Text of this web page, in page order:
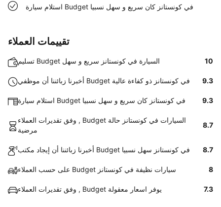
استلام سيارة Budget في كونستانز كان سريع و سهل نسبيا
تقييمات العملاء
تسليم Budget السيارة في كونستانز سريع و سهل 10
أخبرنا زبائننا أن موظفي Budget في كونستانز ذو كفاءة عالية 9.3
استلام سيارة Budget في كونستانز كان سريع و سهل نسبيا 9.3
وفق تقديرات العملاء , Budget السيارات في كونستانز حالة
مرضية
8.7
أخبرنا زبائننا أن إيجاد مكتب Budget في كونستانز سهل نسبيا 8.7
على حسب العملاء Budget سيارات نظيفة في كونستانز 8
وفق تقديرات العملاء , Budget يوفر اسعار معقولة 7.3